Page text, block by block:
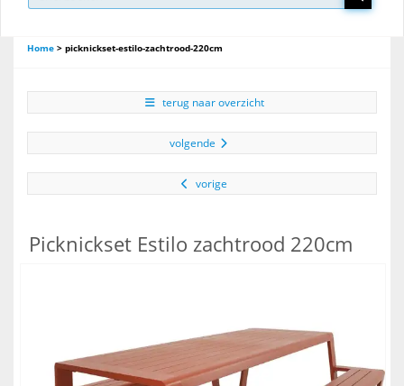
Home > picknickset-estilo-zachtrood-220cm
terug naar overzicht
volgende
vorige
Picknickset Estilo zachtrood 220cm